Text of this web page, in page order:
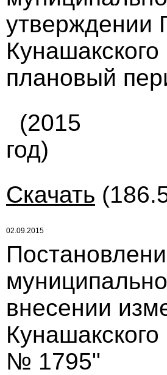
утверждении
плановый
(2015
год)
Скачать
02.09.2015
внесении
№ 1795"